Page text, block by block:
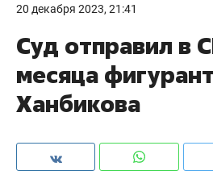
20 декабря 2023, 21:41
Суд отправил в
месяца
Ханбикова